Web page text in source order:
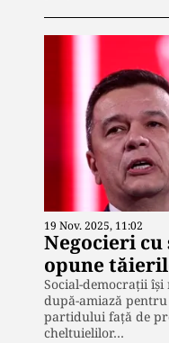
19 Nov. 2025, 11:02
Negocieri cu
opune
Social-democrații își
după-amiază
partidului față de
cheltuielilor…